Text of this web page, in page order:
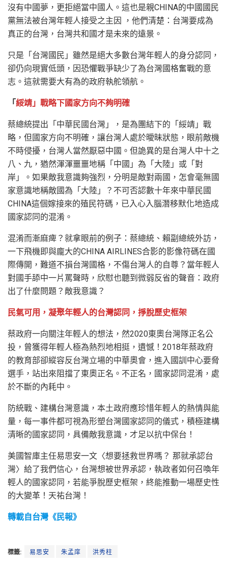
沒有中國夢，更拒絕當中國人。這也是親CHINA的中國國民
黨無法被台灣年輕人接受之主因 ，他們清楚：台灣要成為
真正的台灣，台灣共和國才是未來的遠景。
只是「台灣國民」雖然是絕大多數台灣年輕人的身分認同，
卻仍向現實低頭，因恐懼戰爭缺少了為台灣國格奮戰的意
志。這就需要大有為的政府執舵領航。
「綏靖」戰略下國家方向不夠明確
蔡總統提出「中華民國台灣」，是為團結下的「綏靖」戰
略，但國家方向不明確，讓台灣人處於曖昧狀態，眼前敵機
不時侵擾，台灣人當然厭惡中國。但詭異的是台灣人中十之
八、九，猶然渾渾噩噩地稱「中國」為「大陸」或「對
岸」。如果敵我意識夠強烈，分明是敵對兩國，怎會毫無國
家意識地稱敵國為「大陸」？不可否認數十年來中華民國
CHINA這個嫁接來的殖民符碼，已入心入腦潛移默化地造成
國家認同的混淆。
混淆而漸麻痺？就拿眼前的例子：蔡總統、賴副總統外訪，
一下飛機即與龐大的CHINA AIRLINES合影的影像符碼在國
際傳開，難道不損台灣國格，不傷台灣人的自尊？當年輕人
對國手舔中一片罵聲時，欣慰也聽到微弱反省的聲音：政府
出了什麼問題？敵我意識？
民氣可用，凝聚年輕人的台灣認同，掙脫歷史框架
蔡政府一向關注年輕人的想法，然2020東奧台灣隊正名公
投，曾獲得年輕人極為熱烈地相挺，遺憾！2018年蔡政府
的教育部卻縱容反台灣立場的中華奧會，進入國訓中心要脅
選手，站出來阻擋了東奧正名。不正名，國家認同混淆，處
於不斷的內耗中。
防統戰、建構台灣意識，本土政府應珍惜年輕人的熱情與能
量，每一事件都可視為形塑台灣國家認同的儀式，積極建構
清晰的國家認同，具備敵我意識，才足以抗中保台！
美國智庫主任易思安一文〈想要拯救世界嗎？ 那就承認台
灣〉給了我們信心，台灣想被世界承認，執政者如何召喚年
輕人的國家認同，若能爭脫歷史框架，終能推動一場歷史性
的大變革！天祐台灣！
轉載自台灣《民報》
標籤: 易思安 朱孟庠 洪秀柱